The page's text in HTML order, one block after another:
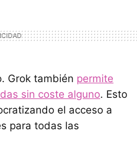
Grok también permite
sin coste alguno. Esto
el acceso a
para todas las